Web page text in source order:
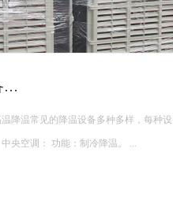
积较小，如 200 平方
面积较大，如 1000 平方米以上，可能